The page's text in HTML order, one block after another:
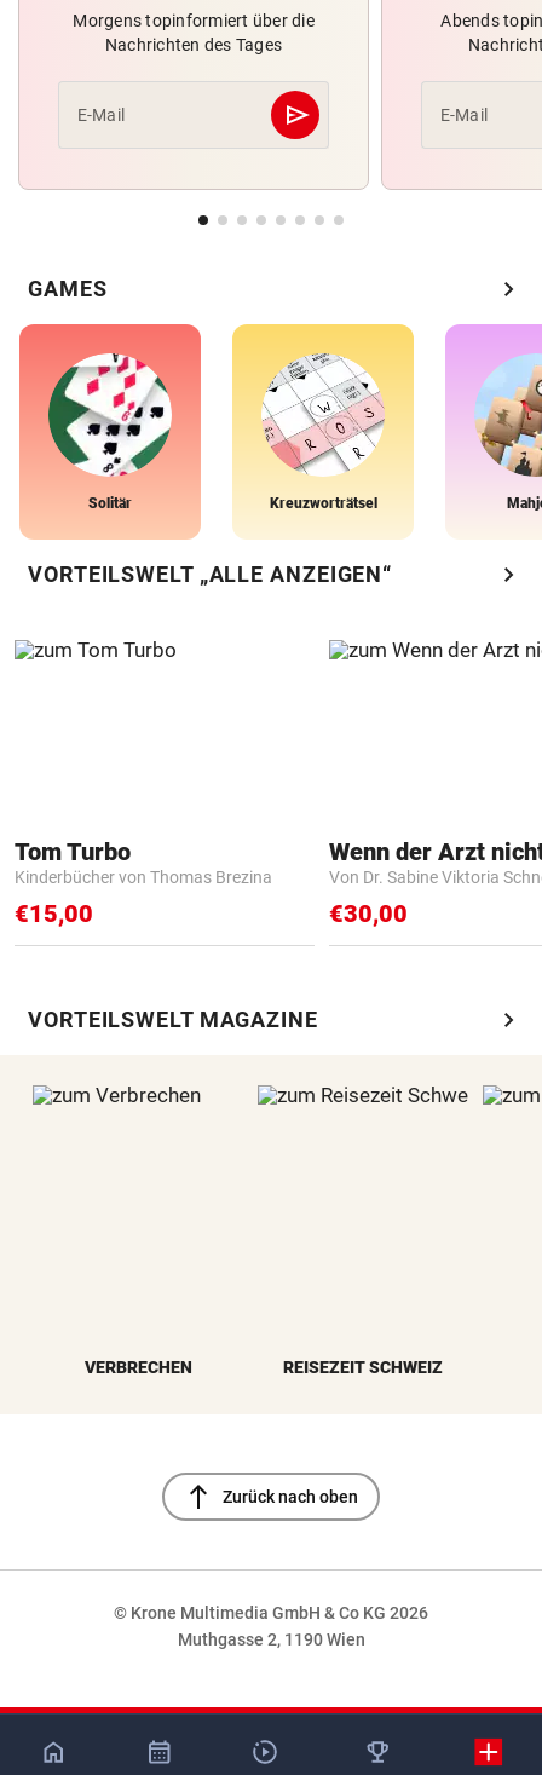
Morgens topinformiert über die
Nachrichten des Tages
E-Mail send
Abschicken
Abends
E-Mail
GAMES chevron_right
Solitär Kreuzworträtsel
VORTEILSWELT „ALLE ANZEIGEN“ chevron_right
Tom Turbo
Kinderbücher von Thomas Brezina
€15,00
Von Dr. Sabine Viktoria
€30,00
VORTEILSWELT MAGAZINE chevron_right
VERBRECHEN REISEZEIT SCHWEIZ
north Zurück nach oben
© Krone Multimedia GmbH & Co KG 2026
Muthgasse 2, 1190 Wien
NaN%